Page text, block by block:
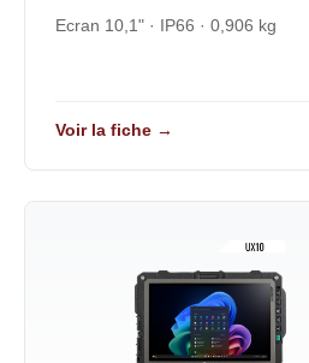
Ecran 10,1" · IP66 · 0,906 kg
Voir la fiche →